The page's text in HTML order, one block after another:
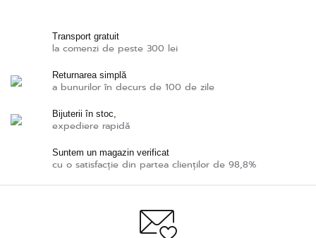
Transport gratuit
la comenzi de peste 300 lei
Returnarea simplă
a bunurilor în decurs de 100 de zile
Bijuterii în stoc,
expediere rapidă
Suntem un magazin verificat
cu o satisfacție din partea clienților de 98,8%